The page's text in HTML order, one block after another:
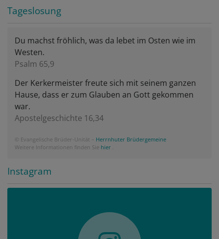
Tageslosung
Du machst fröhlich, was da lebet im Osten wie im
Westen.
Psalm 65,9
Der Kerkermeister freute sich mit seinem ganzen
Hause, dass er zum Glauben an Gott gekommen
war.
Apostelgeschichte 16,34
© Evangelische Brüder-Unität – Herrnhuter Brüdergemeine
Weitere Informationen finden Sie hier .
Instagram